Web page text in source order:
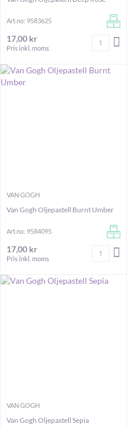
I VARUKORGEN
Art.no: 9583625
17,00 kr
Pris inkl. moms
Antal
I VARUKORGEN
VAN GOGH
Van Gogh Oljepastell Burnt Umber
Art.no: 9584095
17,00 kr
Pris inkl. moms
Antal
VAN GOGH
Van Gogh Oljepastell Sepia